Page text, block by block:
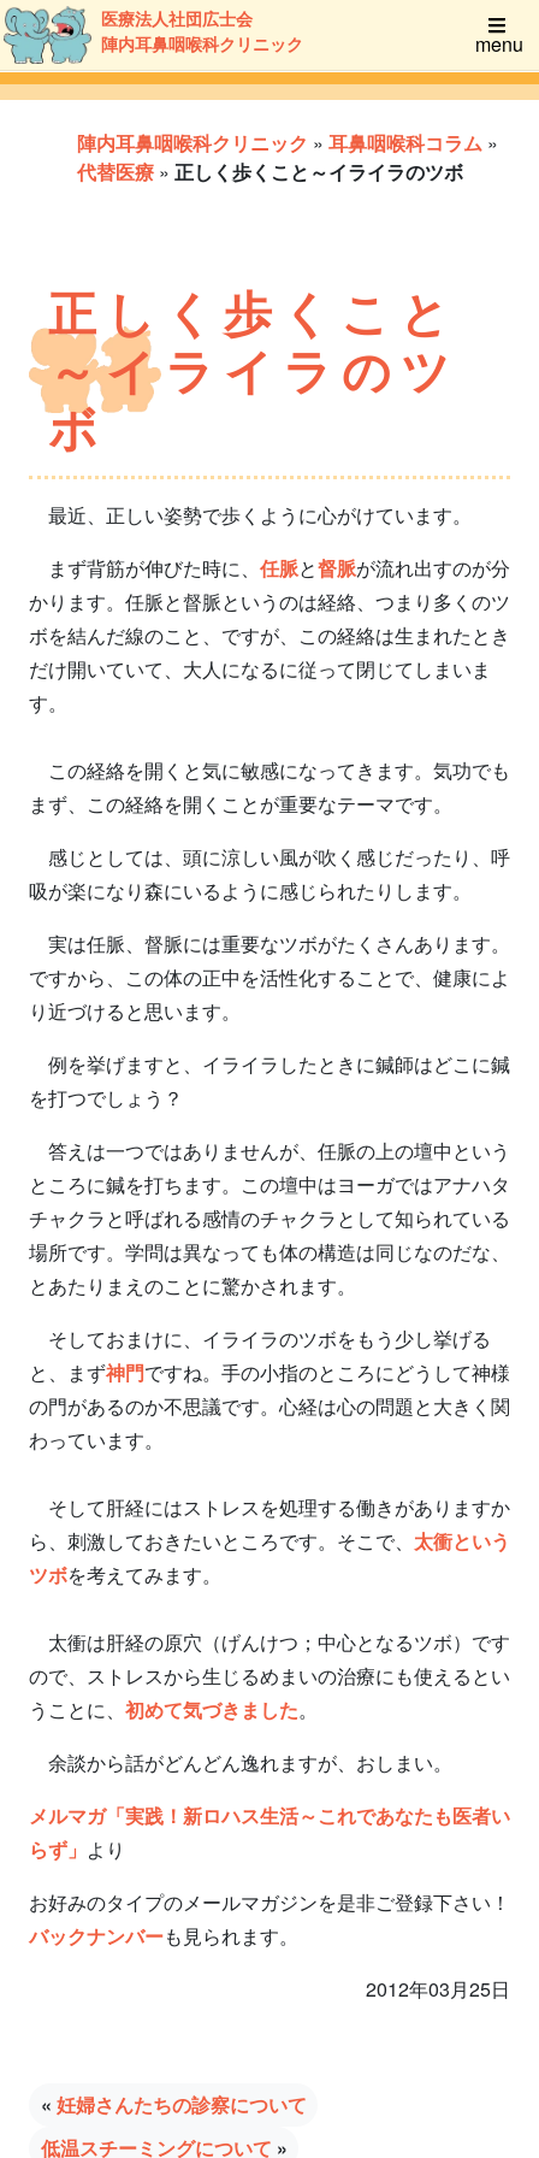
医療法人社団広士会
陣内耳鼻咽喉科クリニック
menu
陣内耳鼻咽喉科クリニック » 耳鼻咽喉科コラム »
代替医療 » 正しく歩くこと～イライラのツボ
正しく歩くこと
～イライラのツ
ボ
最近、正しい姿勢で歩くように心がけています。
まず背筋が伸びた時に、 任脈と督脈が流れ出すのが分
かります。任脈と督脈というのは経絡、つまり多くのツ
ボを結んだ線のこと、ですが、この経絡は生まれたとき
だけ開いていて、大人になるに従って閉じてしまいま
す。
この経絡を開くと気に敏感になってきます。気功でも
まず、この経絡を開くことが重要なテーマです。
感じとしては、頭に涼しい風が吹く感じだったり、呼
吸が楽になり森にいるように感じられたりします。
実は任脈、督脈には重要なツボがたくさんあります。
ですから、この体の正中を活性化することで、健康によ
り近づけると思います。
例を挙げますと、イライラしたときに鍼師はどこに鍼
を打つでしょう？
答えは一つではありませんが、任脈の上の壇中という
ところに鍼を打ちます。この壇中はヨーガではアナハタ
チャクラと呼ばれる感情のチャクラとして知られている
場所です。学問は異なっても体の構造は同じなのだな、
とあたりまえのことに驚かされます。
そしておまけに、イライラのツボをもう少し挙げる
と、まず神門ですね。手の小指のところにどうして神様
の門があるのか不思議です。心経は心の問題と大きく関
わっています。
そして肝経にはストレスを処理する働きがありますか
ら、刺激しておきたいところです。そこで、 太衝という
ツボを考えてみます。
太衝は肝経の原穴（げんけつ；中心となるツボ）です
ので、ストレスから生じるめまいの治療にも使えるとい
うことに、 初めて気づきました。
余談から話がどんどん逸れますが、おしまい。
メルマガ「実践！新ロハス生活～これであなたも医者い
らず」 より
お好みのタイプのメールマガジンを是非ご登録下さい！
バックナンバーも見られます。
2012年03月25日
« 妊婦さんたちの診察について
低温スチーミングについて »